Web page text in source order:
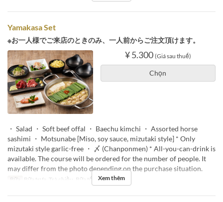
Yamakasa Set
※お一人様でご来店のときのみ、一人前からご注文頂けます。
¥ 5.300 (Giá sau thuế)
Chọn
・ Salad ・ Soft beef offal ・ Baechu kimchi ・ Assorted horse
sashimi ・ Motsunabe [Miso, soy sauce, mizutaki style] * Only
mizutaki style garlic-free ・ 〆 (Chanponmen) * All-you-can-drink is
available. The course will be ordered for the number of people. It
may differ from the photo depending on the purchase situation.
Bữa Bữa trưa, Trà chiều, Bữa tối Xem thêm